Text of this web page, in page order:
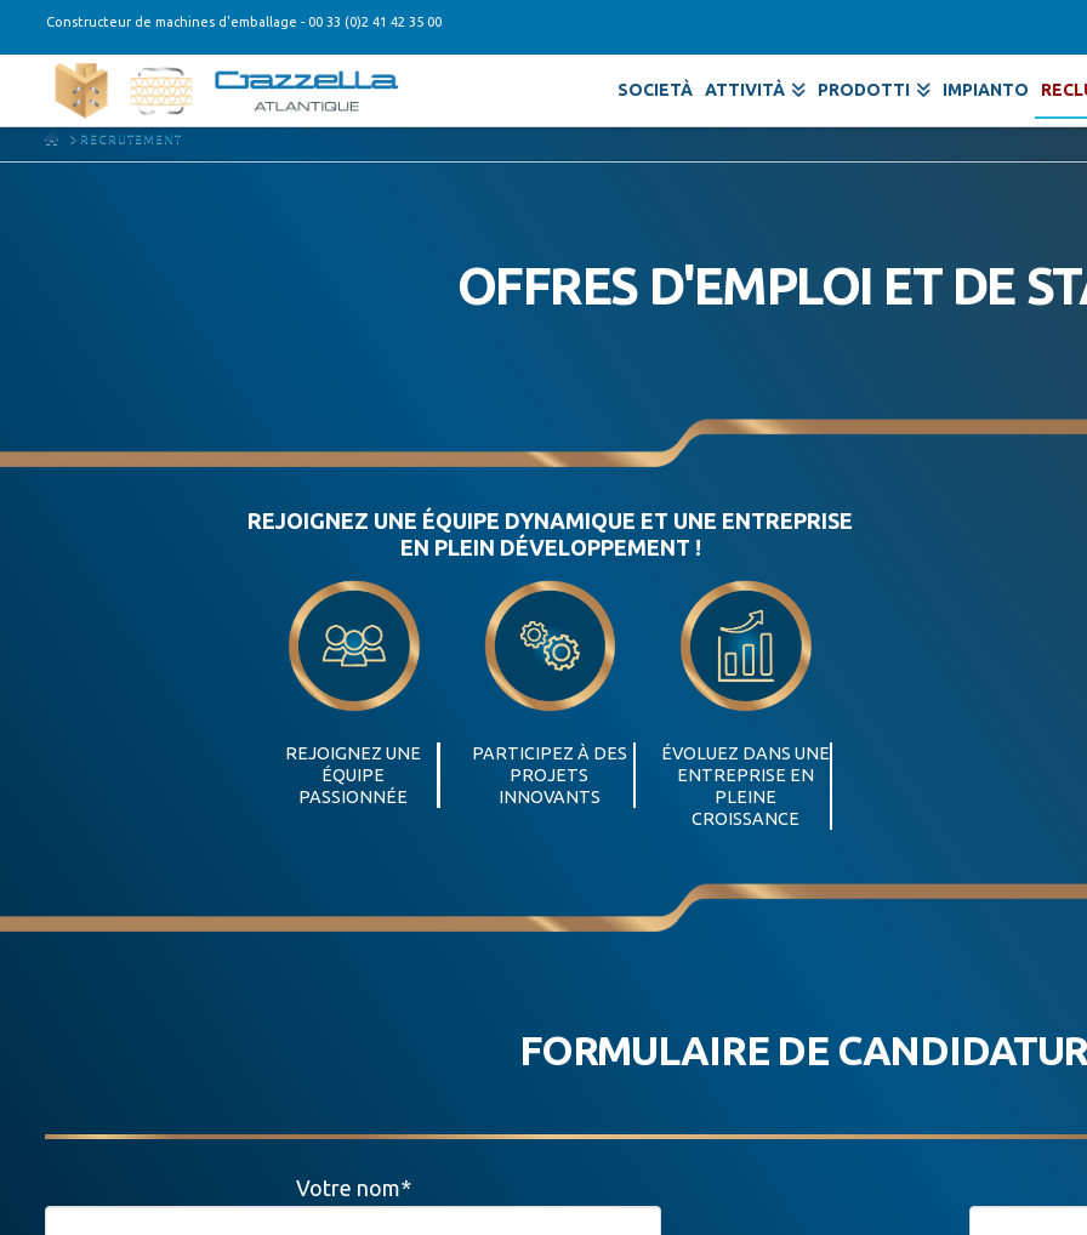
Constructeur de machines d'emballage - 00 33 (0)2 41 42 35 00
SOCIETÀ ATTIVITÀ PRODOTTI IMPIANTO
HOMERECRUTEMENT
OFFRES D'EMPLOI ET DE
REJOIGNEZ UNE ÉQUIPE DYNAMIQUE ET UNE ENTREPRISE
EN PLEIN DÉVELOPPEMENT !
REJOIGNEZ UNE
ÉQUIPE
PASSIONNÉE
PARTICIPEZ À DES
PROJETS
INNOVANTS
ÉVOLUEZ DANS UNE
ENTREPRISE EN
PLEINE
CROISSANCE
FORMULAIRE DE
Votre nom*